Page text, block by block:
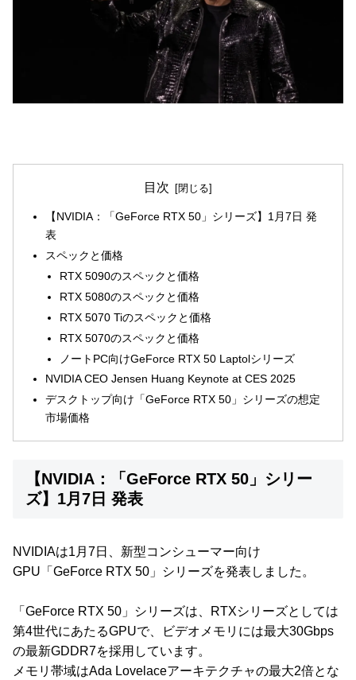
目次
【NVIDIA：「GeForce RTX 50」シリーズ】1月7日 発
表
スペックと価格
RTX 5090のスペックと価格
RTX 5080のスペックと価格
RTX 5070 Tiのスペックと価格
RTX 5070のスペックと価格
ノートPC向けGeForce RTX 50 Laptolシリーズ
NVIDIA CEO Jensen Huang Keynote at CES 2025
デスクトップ向け「GeForce RTX 50」シリーズの想定
市場価格
【NVIDIA：「GeForce RTX 50」シリー
ズ】1月7日 発表
NVIDIAは1月7日、新型コンシューマー向け
GPU「GeForce RTX 50」シリーズを発表しました。
「GeForce RTX 50」シリーズは、RTXシリーズとしては
第4世代にあたるGPUで、ビデオメモリには最大30Gbps
の最新GDDR7を採用しています。
メモリ帯域はAda Lovelaceアーキテクチャの最大2倍とな